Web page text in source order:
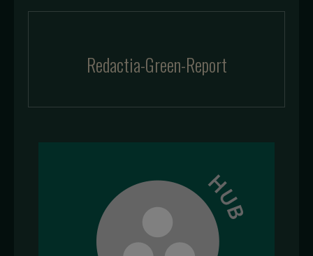
Redactia-Green-Report